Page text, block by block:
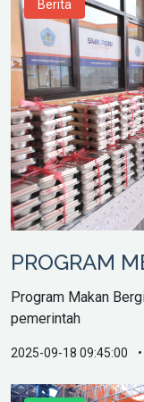
Berita
PROGRAM
Program Makan
pemerintah
2025-09-18 09:45:00 •